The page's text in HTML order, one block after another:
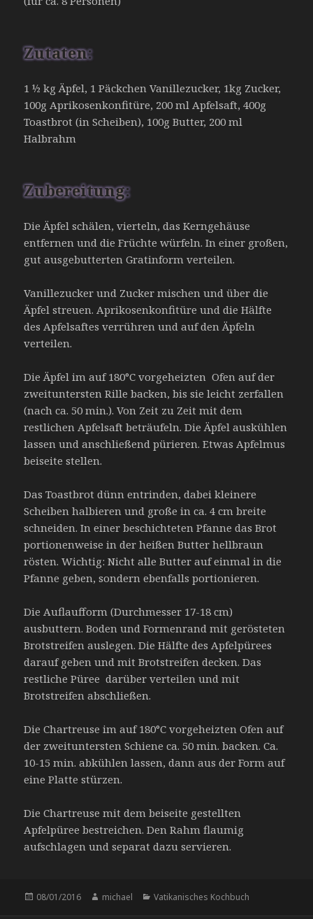
Zutaten:
1 ½ kg Äpfel, 1 Päckchen Vanillezucker, 1kg Zucker,
100g Aprikosenkonfitüre, 200 ml Apfelsaft, 400g
Toastbrot (in Scheiben), 100g Butter, 200 ml
Halbrahm
Zubereitung:
Die Äpfel schälen, vierteln, das Kerngehäuse
entfernen und die Früchte würfeln. In einer großen,
gut ausgebutterten Gratinform verteilen.
Vanillezucker und Zucker mischen und über die
Äpfel streuen. Aprikosenkonfitüre und die Hälfte
des Apfelsaftes verrühren und auf den Äpfeln
verteilen.
Die Äpfel im auf 180°C vorgeheizten Ofen auf der
zweituntersten Rille backen, bis sie leicht zerfallen
(nach ca. 50 min.). Von Zeit zu Zeit mit dem
restlichen Apfelsaft beträufeln. Die Äpfel auskühlen
lassen und anschließend pürieren. Etwas Apfelmus
beiseite stellen.
Das Toastbrot dünn entrinden, dabei kleinere
Scheiben halbieren und große in ca. 4 cm breite
schneiden. In einer beschichteten Pfanne das Brot
portionenweise in der heißen Butter hellbraun
rösten. Wichtig: Nicht alle Butter auf einmal in die
Pfanne geben, sondern ebenfalls portionieren.
Die Auflaufform (Durchmesser 17-18 cm)
ausbuttern. Boden und Formenrand mit gerösteten
Brotstreifen auslegen. Die Hälfte des Apfelpürees
darauf geben und mit Brotstreifen decken. Das
restliche Püree darüber verteilen und mit
Brotstreifen abschließen.
Die Chartreuse im auf 180°C vorgeheizten Ofen auf
der zweituntersten Schiene ca. 50 min. backen. Ca.
10-15 min. abkühlen lassen, dann aus der Form auf
eine Platte stürzen.
Die Chartreuse mit dem beiseite gestellten
Apfelpüree bestreichen. Den Rahm flaumig
aufschlagen und separat dazu servieren.
Veröffentlicht
08/01/2016 Autor
michael Kategorien
Vatikanisches Kochbuch